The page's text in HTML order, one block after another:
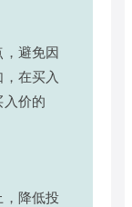
避免因
在买入
价的
降低投